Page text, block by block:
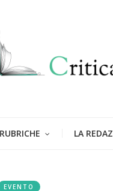
LA
EVENTO